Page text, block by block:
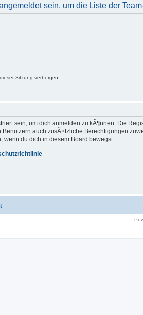
sein, um die Liste der
Sitzung verbergen
sein, um dich anmelden zu kÃ¶nnen. Die
auch zusÃ¤tzliche Berechtigungen
wenn du dich in diesem Board bewegst.